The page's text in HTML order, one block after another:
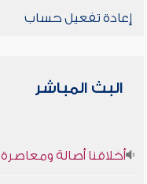
إعادة تفعيل حساب
البث المباشر
أخلاقنا أصالة ومعاصرة